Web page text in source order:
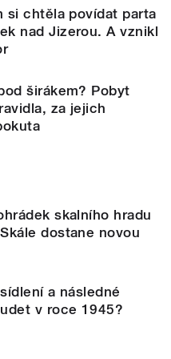
si chtěla povídat parta
nad Jizerou. A vznikl
širákem? Pobyt
za jejich
skalního hradu
dostane novou
a následné
v roce 1945?